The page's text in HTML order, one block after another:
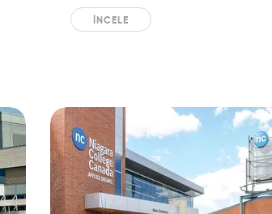
İNCELE